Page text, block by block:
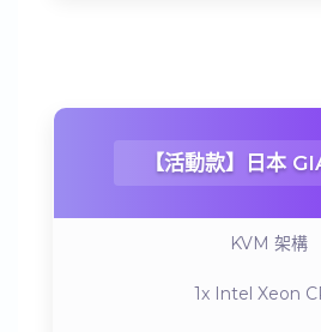
【活動款】日本
KVM 架構
1x Intel Xeon